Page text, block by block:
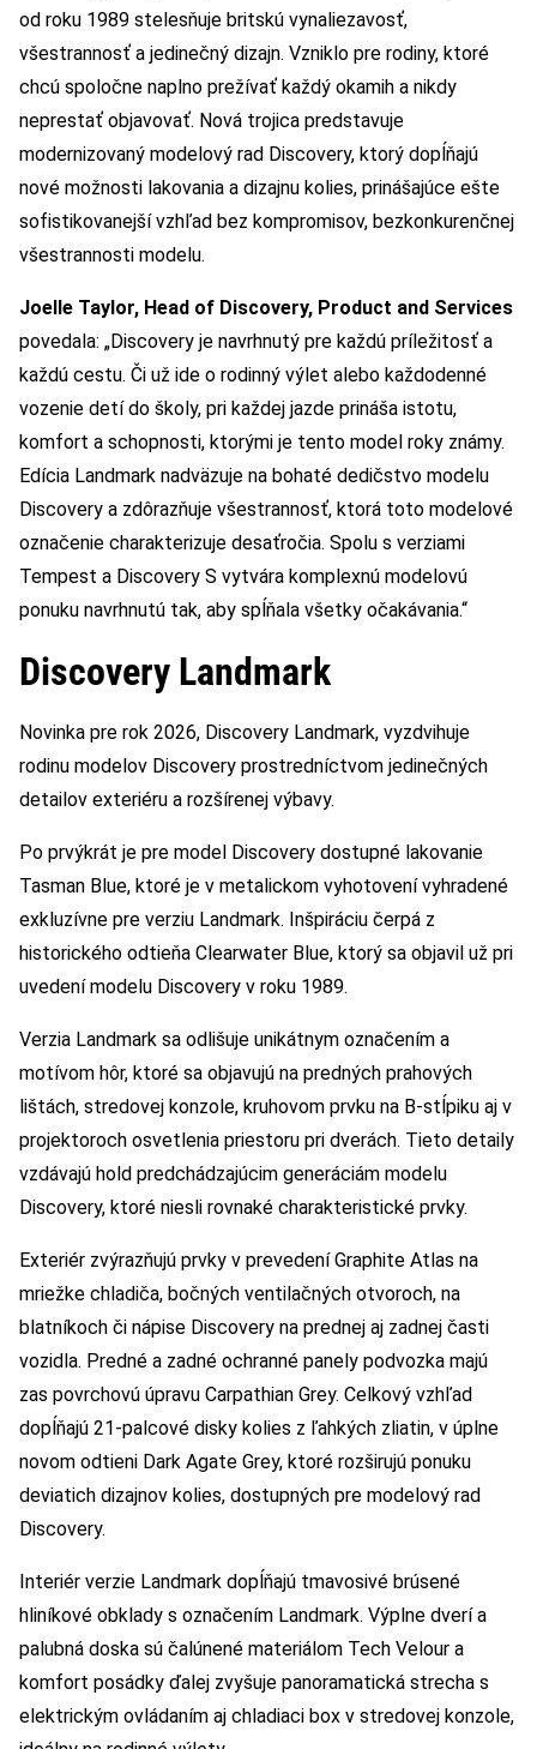
od roku 1989 stelesňuje britskú vynaliezavosť,
všestrannosť a jedinečný dizajn. Vzniklo pre rodiny, ktoré
chcú spoločne naplno prežívať každý okamih a nikdy
neprestať objavovať. Nová trojica predstavuje
modernizovaný modelový rad Discovery, ktorý dopĺňajú
nové možnosti lakovania a dizajnu kolies, prinášajúce ešte
sofistikovanejší vzhľad bez kompromisov, bezkonkurenčnej
všestrannosti modelu.
Joelle Taylor, Head of Discovery, Product and Services
povedala: „Discovery je navrhnutý pre každú príležitosť a
každú cestu. Či už ide o rodinný výlet alebo každodenné
vozenie detí do školy, pri každej jazde prináša istotu,
komfort a schopnosti, ktorými je tento model roky známy.
Edícia Landmark nadväzuje na bohaté dedičstvo modelu
Discovery a zdôrazňuje všestrannosť, ktorá toto modelové
označenie charakterizuje desaťročia. Spolu s verziami
Tempest a Discovery S vytvára komplexnú modelovú
ponuku navrhnutú tak, aby spĺňala všetky očakávania.“
Discovery Landmark
Novinka pre rok 2026, Discovery Landmark, vyzdvihuje
rodinu modelov Discovery prostredníctvom jedinečných
detailov exteriéru a rozšírenej výbavy.
Po prvýkrát je pre model Discovery dostupné lakovanie
Tasman Blue, ktoré je v metalickom vyhotovení vyhradené
exkluzívne pre verziu Landmark. Inšpiráciu čerpá z
historického odtieňa Clearwater Blue, ktorý sa objavil už pri
uvedení modelu Discovery v roku 1989.
Verzia Landmark sa odlišuje unikátnym označením a
motívom hôr, ktoré sa objavujú na predných prahových
lištách, stredovej konzole, kruhovom prvku na B-stĺpiku aj v
projektoroch osvetlenia priestoru pri dverách. Tieto detaily
vzdávajú hold predchádzajúcim generáciám modelu
Discovery, ktoré niesli rovnaké charakteristické prvky.
Exteriér zvýrazňujú prvky v prevedení Graphite Atlas na
mriežke chladiča, bočných ventilačných otvoroch, na
blatníkoch či nápise Discovery na prednej aj zadnej časti
vozidla. Predné a zadné ochranné panely podvozka majú
zas povrchovú úpravu Carpathian Grey. Celkový vzhľad
dopĺňajú 21-palcové disky kolies z ľahkých zliatin, v úplne
novom odtieni Dark Agate Grey, ktoré rozširujú ponuku
deviatich dizajnov kolies, dostupných pre modelový rad
Discovery.
Interiér verzie Landmark dopĺňajú tmavosivé brúsené
hliníkové obklady s označením Landmark. Výplne dverí a
palubná doska sú čalúnené materiálom Tech Velour a
komfort posádky ďalej zvyšuje panoramatická strecha s
elektrickým ovládaním aj chladiaci box v stredovej konzole,